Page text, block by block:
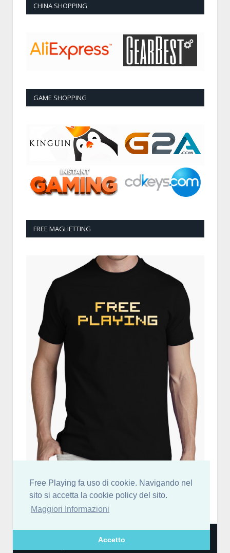
Free Playing fa uso di cookie. Navigando nel
sito si accetta la cookie policy del sito.
Maggiori Informazioni
Accetto
CHINA SHOPPING
GAME SHOPPING
FREE MAGLIETTING
affiliazione che consente ai siti di percepire una commissione pubblicitaria